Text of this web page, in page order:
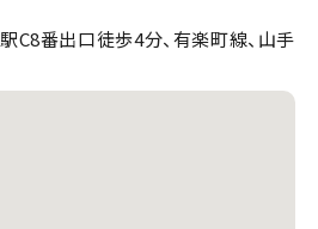
C8番出口徒歩4分、有楽町線、山手